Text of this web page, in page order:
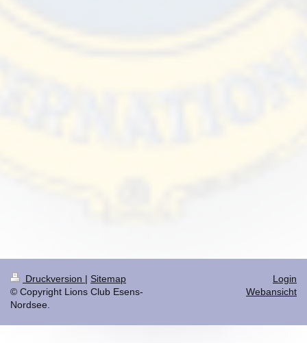
Druckversion | Sitemap
© Copyright Lions Club Esens-
Nordsee.
Login
Webansicht